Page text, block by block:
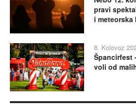
pravi
i meteorska
8. Kolovoz
Špancirfest
voli od